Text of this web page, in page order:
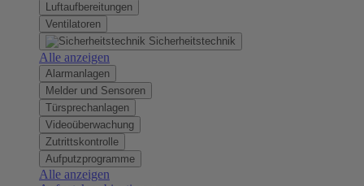
Luftaufbereitungen
Ventilatoren
Sicherheitstechnik
Alle anzeigen
Alarmanlagen
Melder und Sensoren
Türsprechanlagen
Videoüberwachung
Zutrittskontrolle
Aufputzprogramme
Alle anzeigen